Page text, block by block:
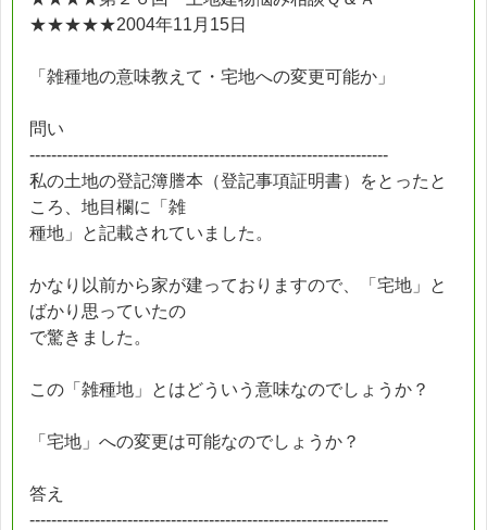
★★★★★2004年11月15日
「雑種地の意味教えて・宅地への変更可能か」
問い
------------------------------------------------------------------
私の土地の登記簿謄本（登記事項証明書）をとったと
ころ、地目欄に「雑
種地」と記載されていました。
かなり以前から家が建っておりますので、「宅地」と
ばかり思っていたの
で驚きました。
この「雑種地」とはどういう意味なのでしょうか？
「宅地」への変更は可能なのでしょうか？
答え
------------------------------------------------------------------